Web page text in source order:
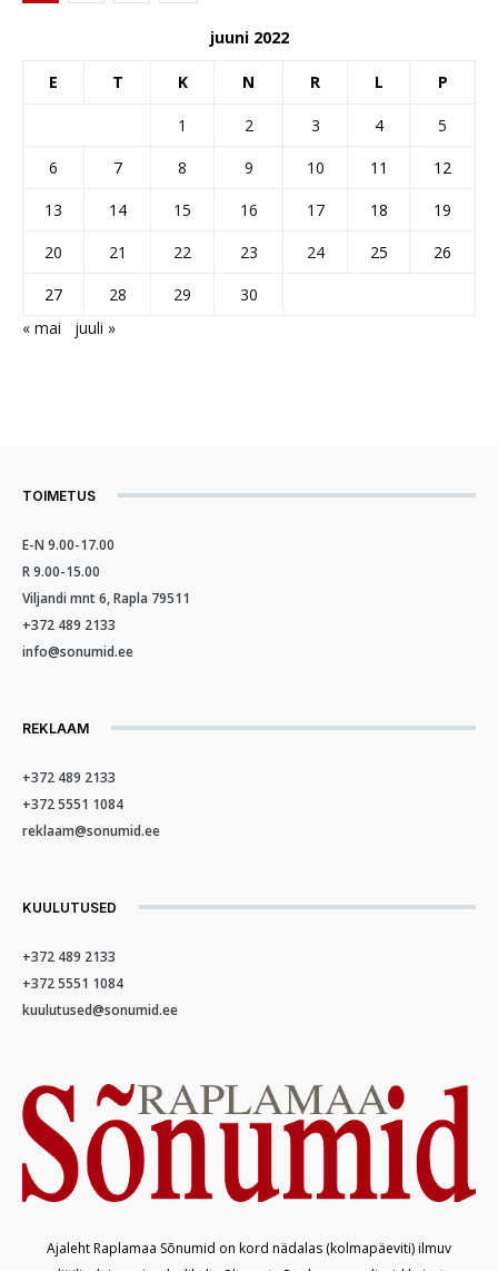
juuni 2022
E T K N R L P
1 2 3 4
5
6
7 8 9 10 11
12
13
14 15 16 17 18
19
20
21 22 23 24 25
26
27
28 29
30
« mai
juuli »
TOIMETUS
E-N 9.00-17.00
R 9.00-15.00
Viljandi mnt 6, Rapla 79511
+372 489 2133
info@sonumid.ee
REKLAAM
+372 489 2133
+372 5551 1084
reklaam@sonumid.ee
KUULUTUSED
+372 489 2133
+372 5551 1084
kuulutused@sonumid.ee
Ajaleht Raplamaa Sõnumid on kord nädalas (kolmapäeviti) ilmuv